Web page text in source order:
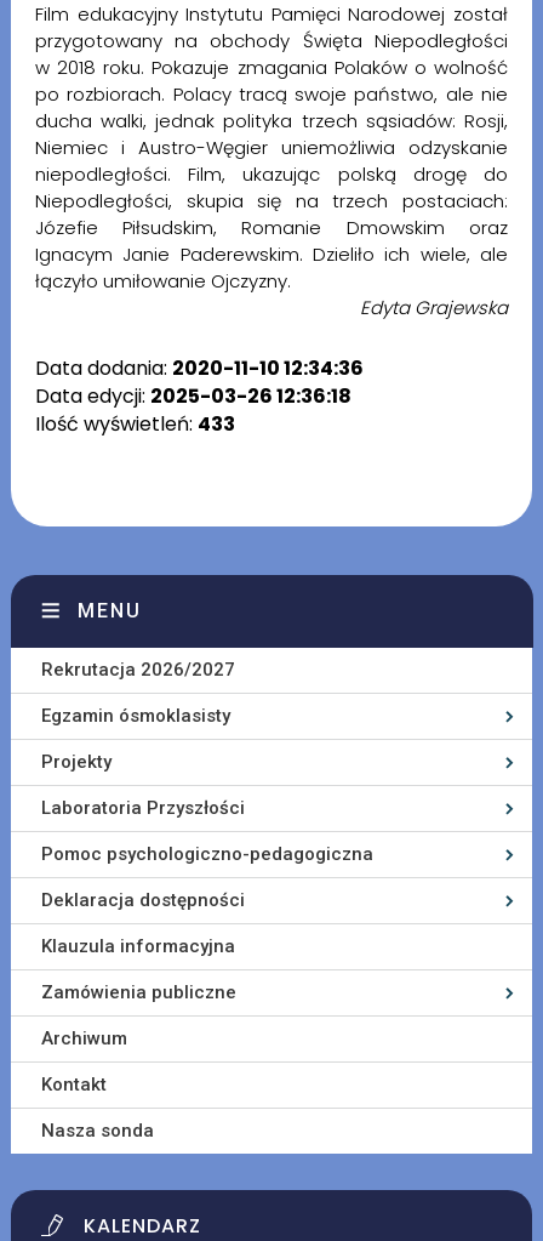
Film edukacyjny Instytutu Pamięci Narodowej został
przygotowany na obchody Święta Niepodległości
w 2018 roku. Pokazuje zmagania Polaków o wolność
po rozbiorach. Polacy tracą swoje państwo, ale nie
ducha walki, jednak polityka trzech sąsiadów: Rosji,
Niemiec i Austro-Węgier uniemożliwia odzyskanie
niepodległości. Film, ukazując polską drogę do
Niepodległości, skupia się na trzech postaciach:
Józefie Piłsudskim, Romanie Dmowskim oraz
Ignacym Janie Paderewskim. Dzieliło ich wiele, ale
łączyło umiłowanie Ojczyzny.
Edyta Grajewska
Data dodania: 2020-11-10 12:34:36
Data edycji: 2025-03-26 12:36:18
Ilość wyświetleń: 433
MENU
Rekrutacja 2026/2027
Egzamin ósmoklasisty
Projekty
Laboratoria Przyszłości
Pomoc psychologiczno-pedagogiczna
Deklaracja dostępności
Klauzula informacyjna
Zamówienia publiczne
Archiwum
Kontakt
Nasza sonda
KALENDARZ